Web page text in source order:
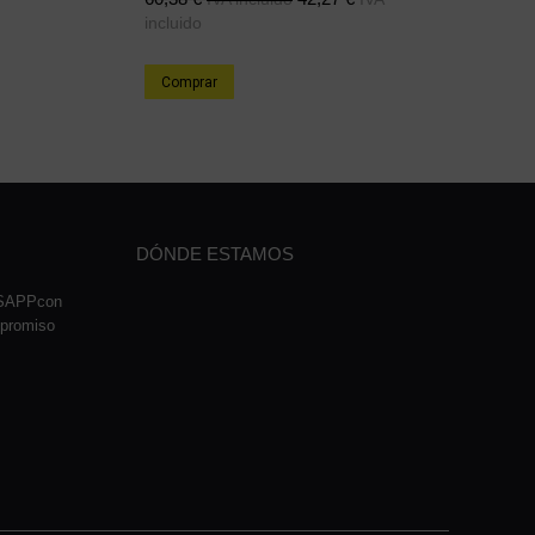
incluido
Comprar
DÓNDE ESTAMOS